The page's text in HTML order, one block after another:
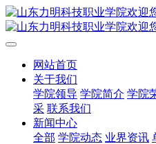
网站首页
关于我们
学院领导 学院简介 学院
采 联系我们
新闻中心
全部 学院动态 业界资讯